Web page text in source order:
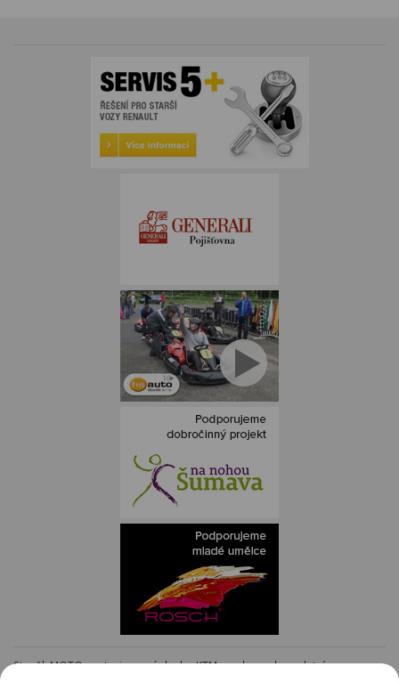
Staněk MOTO - autorizovaný dealer KTM - e-shop s kompletním